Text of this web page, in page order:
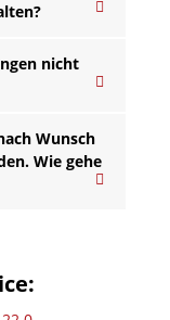
nicht
Wunsch
Wie gehe